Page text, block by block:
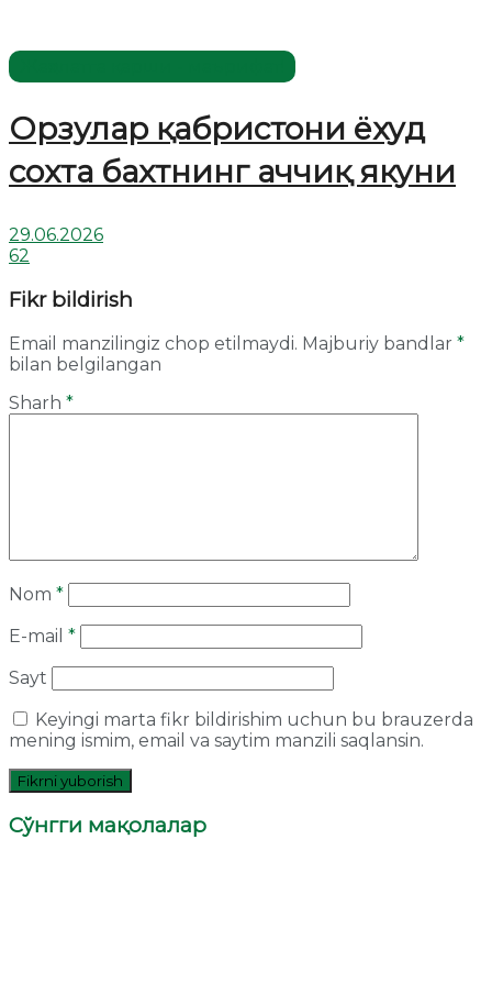
Орзулар қабристони ёхуд
сохта бахтнинг аччиқ якуни
29.06.2026
62
Fikr bildirish
Email manzilingiz chop etilmaydi. Majburiy bandlar *
bilan belgilangan
Sharh *
Nom *
E-mail *
Sayt
Keyingi marta fikr bildirishim uchun bu brauzerda
mening ismim, email va saytim manzili saqlansin.
Сўнгги мақолалар